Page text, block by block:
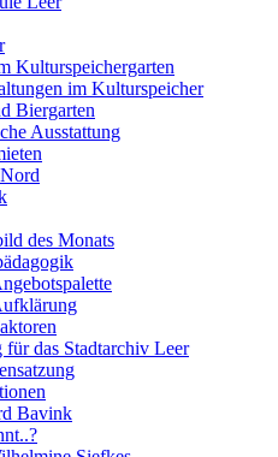
Kulturspeichergarten
im Kulturspeicher
Biergarten
Ausstattung
des Monats
für das Stadtarchiv Leer
Bavink